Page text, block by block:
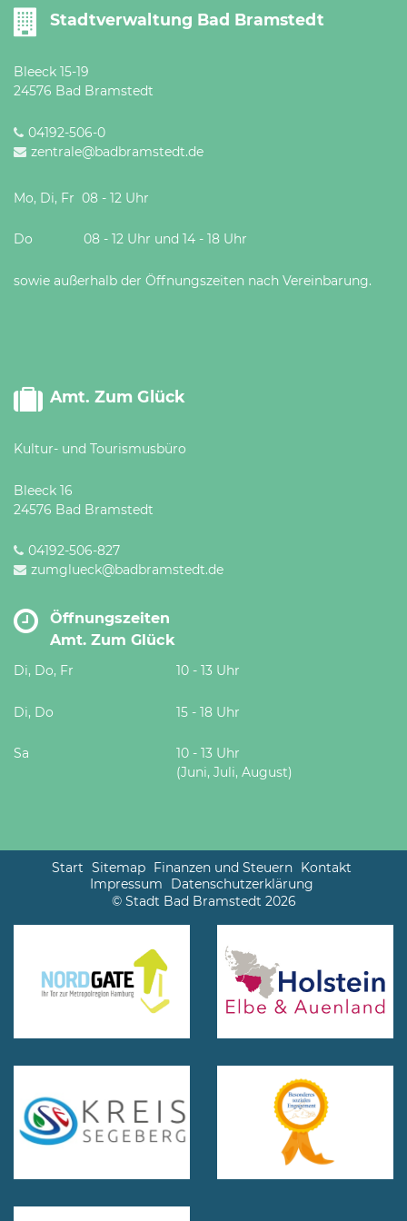
Öffnungszeiten
nach
Stadtverwaltung Bad Bramstedt
Bleeck 15-19
24576 Bad Bramstedt
04192-506-0
zentrale@badbramstedt.de
Mo, Di, Fr 08 - 12 Uhr
Do 08 - 12 Uhr und 14 - 18 Uhr
sowie außerhalb der Öffnungszeiten nach Vereinbarung.
Amt. Zum Glück
Kultur- und Tourismusbüro
Bleeck 16
24576 Bad Bramstedt
04192-506-827
zumglueck@badbramstedt.de
Öffnungszeiten
Amt. Zum Glück
Di, Do, Fr 10 - 13 Uhr
Di, Do 15 - 18 Uhr
Sa
10 - 13 Uhr
(Juni, Juli, August)
Start Sitemap Finanzen und Steuern Kontakt
Impressum
Datenschutzerklärung
© Stadt Bad Bramstedt 2026